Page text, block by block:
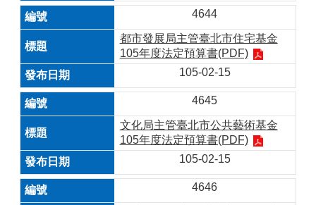
4644
都市發展局主管臺北市住宅基金
105年度法定預算書(PDF)
105-02-15
4645
文化局主管臺北市公共藝術基金
105年度法定預算書(PDF)
105-02-15
4646